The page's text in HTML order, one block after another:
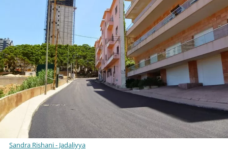
Sandra Rishani - Jadaliyya